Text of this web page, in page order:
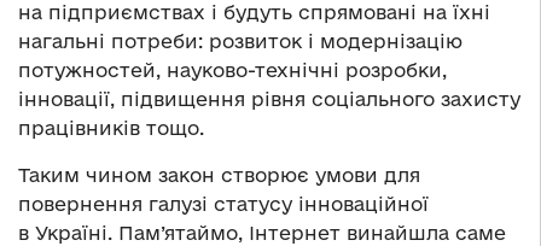
на підприємствах і будуть спрямовані на їхні
нагальні потреби: розвиток і модернізацію
потужностей, науково-технічні розробки,
інновації, підвищення рівня соціального захисту
працівників тощо.
Таким чином закон створює умови для
повернення галузі статусу інноваційної
в Україні. Пам’ятаймо, Інтернет винайшла саме